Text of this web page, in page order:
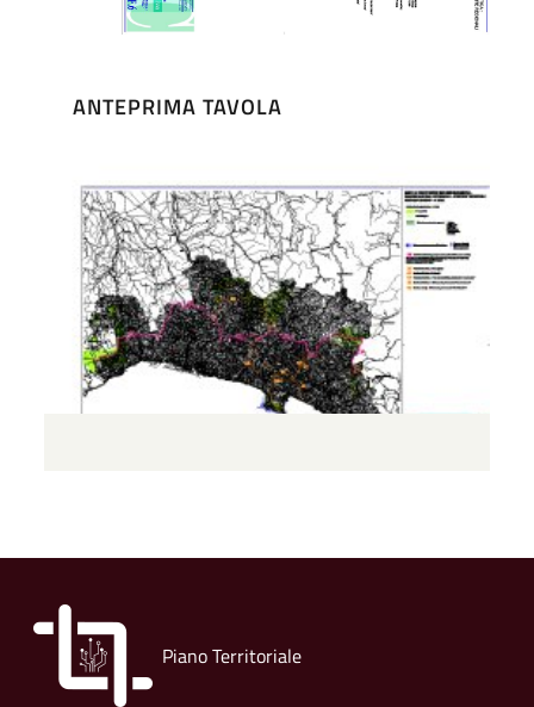
ANTEPRIMA TAVOLA
Piano Territoriale